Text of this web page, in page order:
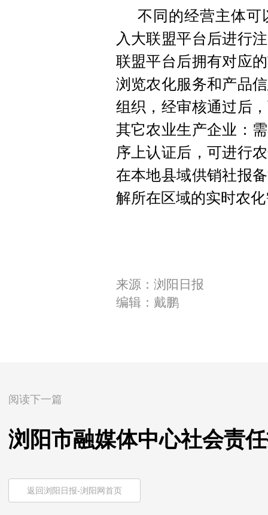
不同的经营主体可
入大联盟平台后进行
联盟平台后拥有对应
浏览农化服务和产品
组织，经审核通过后
其它农业生产企业：
序上认证后，可进行
在本地县域供销社报
解所在区域的实时农
来源：浏阳日报
编辑：戴鹏
阅读下一篇
浏阳市融媒体中心社会责
返回浏阳日报-浏阳网首页